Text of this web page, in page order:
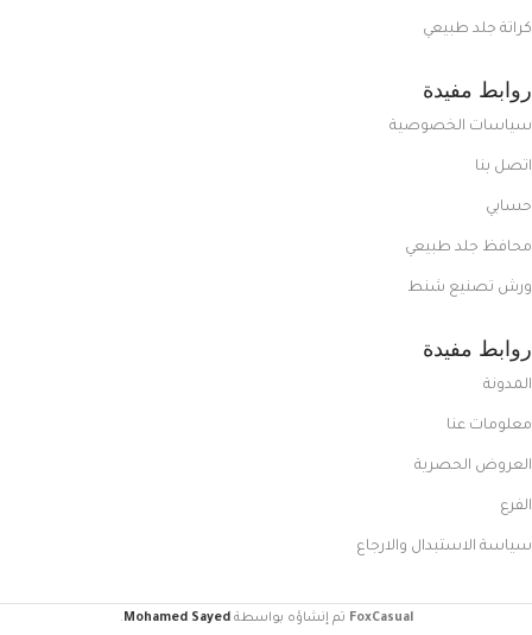
كراتة جلد طبيعي
روابط مفيدة
سياسات الخصوصية
اتصل بنا
حسابي
محافظ جلد طبيعي
ورش تصنيع شنط
روابط مفيدة
المدونة
معلومات عنا
العروض الحصرية
الفرع
سياسة الاستبدال والارجاع
FoxCasual تم إنشاؤه بواسطةMohamed Sayed
.